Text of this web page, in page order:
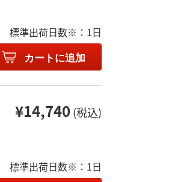
標準出荷日数※：1日
カートに追加
¥14,740 (税込)
標準出荷日数※：1日